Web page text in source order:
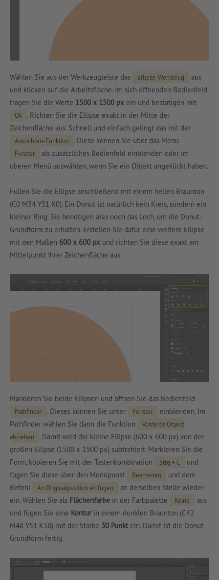
Wählen Sie aus der Werkzeugleiste das Ellipse-Werkzeug
aus
und klicken auf die Arbeitsfläche. Im sich öffnenden Bedienfeld
tragen Sie die Werte 1500 x 1500 px ein und bestätigen mit
Ok
. Richten Sie die Ellipse exakt in der Mitte der
Zeichenfläche aus. Schnell und einfach gelingt das mit der
Ausrichten-Funktion . Diese können Sie über das Menü
Fenster
als zusätzliches Bedienfeld einblenden oder im
oberen Menü auswählen, wenn Sie ein Objekt angeklickt haben.
Füllen Sie die Ellipse anschließend mit einem hellen Braunton
(C0 M34 Y51 K0). Ein Donut ist natürlich kein Kreis, sondern ein
kleiner Ring. Sie benötigen also noch das Loch, um die Donut-
Grundform zu erhalten. Erstellen Sie dafür eine weitere Ellipse
mit den Maßen 600 x 600 px und richten Sie diese exakt am
Mittelpunkt Ihrer Zeichenfläche aus.
Markieren Sie beide Ellipsen und öffnen Sie das Bedienfeld
Pathfinder . Dieses können Sie unter Fenster
einblenden. Im
Pathfinder wählen Sie dann die Funktion
Vorderes Objekt
abziehen
. Damit wird die kleine Ellipse (600 x 600 px) von der
großen Ellipse (1500 x 1500 px) subtrahiert. Markieren Sie die
Form, kopieren Sie mit der Tastenkombination
Strg + C
und
fügen Sie diese über den Menüpunkt
Bearbeiten
und dem
Befehl
An Originalposition einfügen
an derselben Stelle wieder
ein. Wählen Sie als Flächenfarbe in der Farbpalette Keine
aus
und fügen Sie eine Konturin einem dunklen Braunton (C42
M48 Y51 K38) mit der Stärke 30 Punkt ein. Damit ist die Donut-
Grundform fertig.